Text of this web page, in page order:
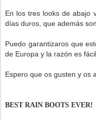
En los tres looks de abajo
días duros, que además
Puedo garantizaros que
de Europa y la razón es
Espero que os gusten y os
BEST RAIN BOOTS EVER!